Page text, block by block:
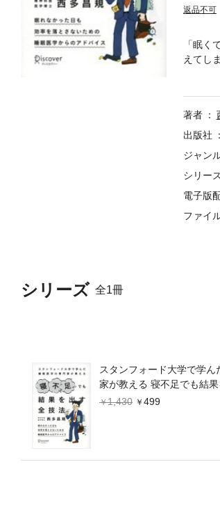
返品不可
シリーズ 全1冊
スタンフォード大学で学ん
家が教える 寝不足でも結
1,430
499
「眠
えてし
を落と
悩みを
大きく
1 時間
の寝不
究極の
明日こ
著者
出版社
ジャン
シリー
電子版
ファイ